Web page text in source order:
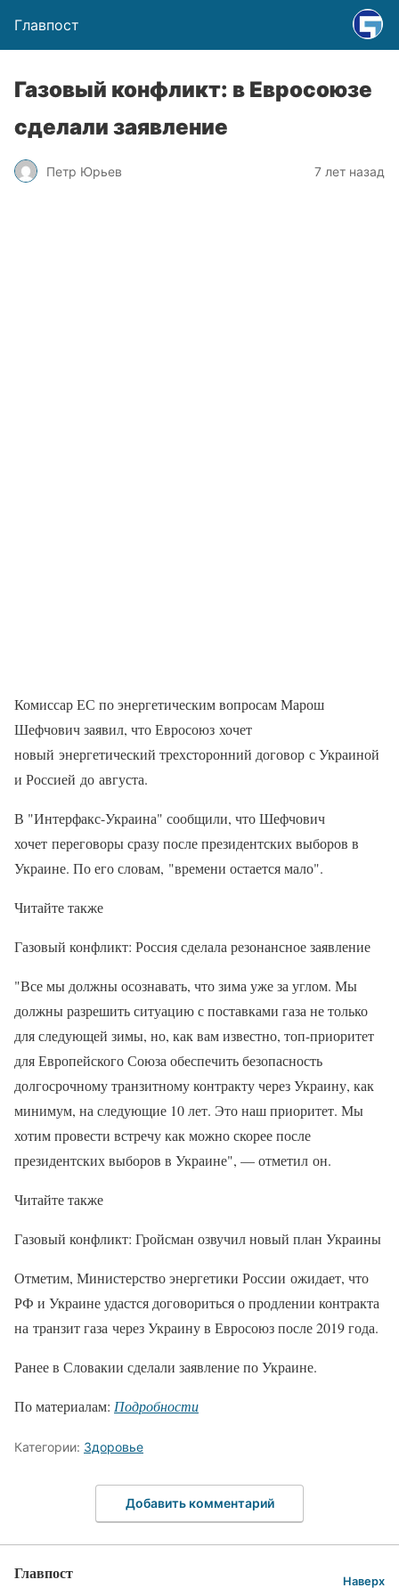
Главпост
Газовый конфликт: в Евросоюзе
сделали заявление
Петр Юрьев 7 лет назад
Комиссар ЕС по энергетическим вопросам Марош
Шефчович заявил, что Евросоюз хочет
новый энергетический трехсторонний договор с Украиной
и Россией до августа.
В "Интерфакс-Украина" сообщили, что Шефчович
хочет переговоры сразу после президентских выборов в
Украине. По его словам, "времени остается мало".
Читайте также
Газовый конфликт: Россия сделала резонансное заявление
"Все мы должны осознавать, что зима уже за углом. Мы
должны разрешить ситуацию с поставками газа не только
для следующей зимы, но, как вам известно, топ-приоритет
для Европейского Союза обеспечить безопасность
долгосрочному транзитному контракту через Украину, как
минимум, на следующие 10 лет. Это наш приоритет. Мы
хотим провести встречу как можно скорее после
президентских выборов в Украине", — отметил он.
Читайте также
Газовый конфликт: Гройсман озвучил новый план Украины
Отметим, Министерство энергетики России ожидает, что
РФ и Украине удастся договориться о продлении контракта
на транзит газа через Украину в Евросоюз после 2019 года.
Ранее в Словакии сделали заявление по Украине.
По материалам: Подробности
Категории: Здоровье
Добавить комментарий
Главпост Наверх